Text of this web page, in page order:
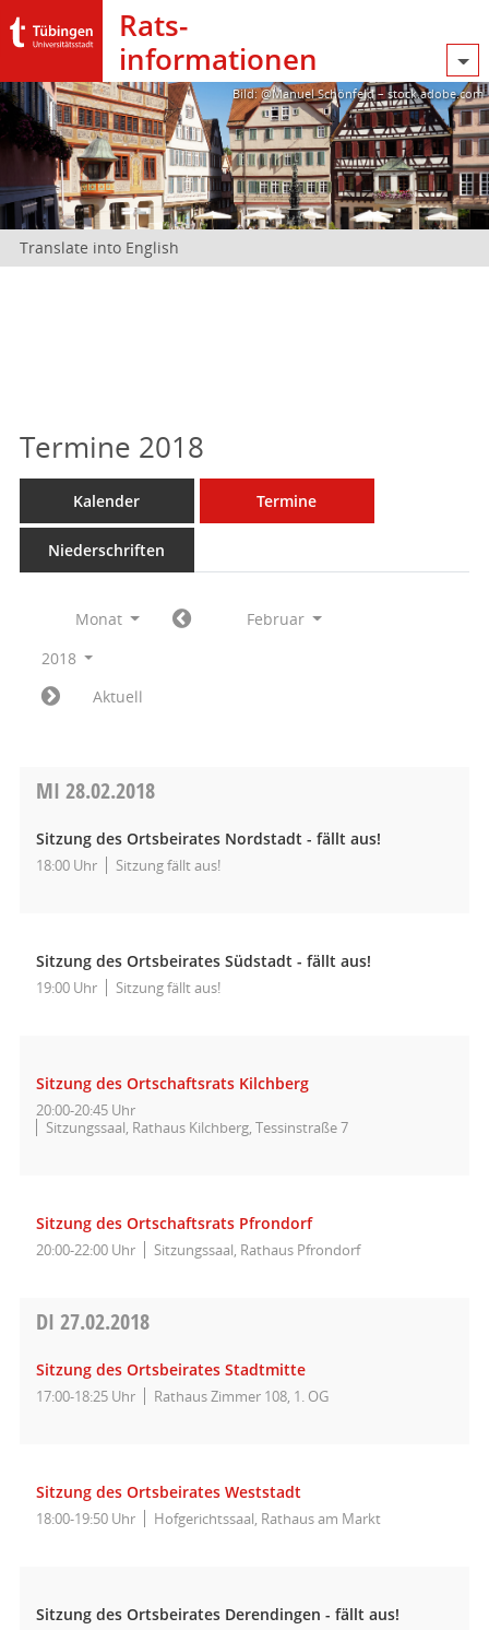
Rats­
informationen
Bild: @Manuel Schönfeld – stock.adobe.com
Translate into English
Termine 2018
Kalender Termine
Niederschriften
Monat
Februar
2018
Aktuell
MI 28.02.2018
Sitzung des Ortsbeirates Nordstadt - fällt aus!
18:00 Uhr Sitzung fällt aus!
Sitzung des Ortsbeirates Südstadt - fällt aus!
19:00 Uhr Sitzung fällt aus!
Sitzung des Ortschaftsrats Kilchberg
20:00-20:45 Uhr
Sitzungssaal, Rathaus Kilchberg, Tessinstraße 7
Sitzung des Ortschaftsrats Pfrondorf
20:00-22:00 Uhr Sitzungssaal, Rathaus Pfrondorf
DI 27.02.2018
Sitzung des Ortsbeirates Stadtmitte
17:00-18:25 Uhr Rathaus Zimmer 108, 1. OG
Sitzung des Ortsbeirates Weststadt
18:00-19:50 Uhr Hofgerichtssaal, Rathaus am Markt
Sitzung des Ortsbeirates Derendingen - fällt aus!